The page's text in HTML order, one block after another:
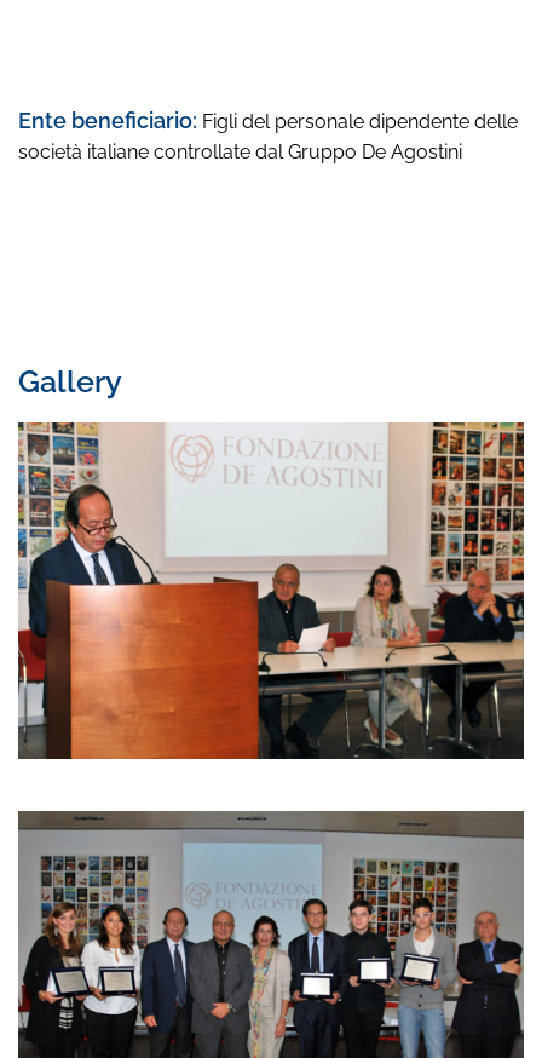
Ente beneficiario: Figli del personale dipendente delle
società italiane controllate dal Gruppo De Agostini
Gallery